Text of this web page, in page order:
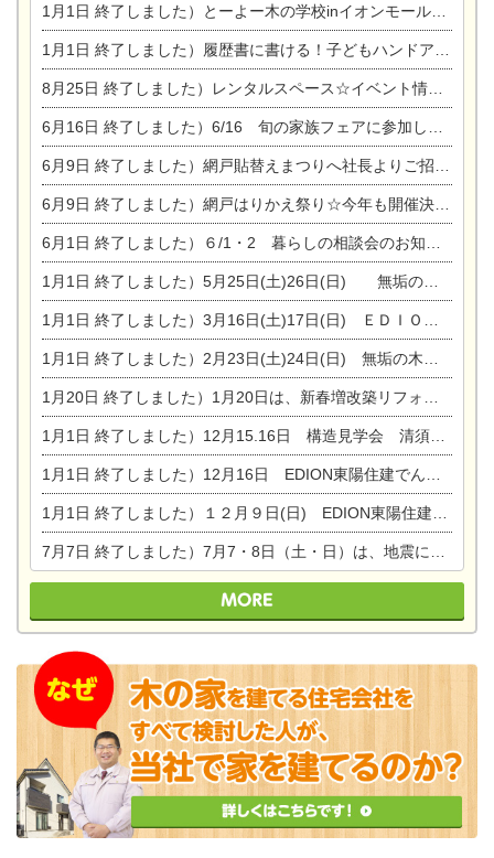
1月1日 終了しました）とーよー木の学校inイオンモール木曽川
1月1日 終了しました）履歴書に書ける！子どもハンドアロマ講座☆
8月25日 終了しました）レンタルスペース☆イベント情報☆チャイルドアロマセラピスト
6月16日 終了しました）6/16 旬の家族フェアに参加します☆
6月9日 終了しました）網戸貼替えまつりへ社長よりご招待です♪
6月9日 終了しました）網戸はりかえ祭り☆今年も開催決定！
6月1日 終了しました）６/1・2 暮らしの相談会のお知らせ
1月1日 終了しました）5月25日(土)26日(日) 無垢の木の家体感見学会開催☆
1月1日 終了しました）3月16日(土)17日(日) ＥＤＩＯＮ東陽住建でんき館 総決算まつり
1月1日 終了しました）2月23日(土)24日(日) 無垢の木の家 完成見学会
1月20日 終了しました）1月20日は、新春増改築リフォームまつり＆家の修理祭り＆家電まつりです。
1月1日 終了しました）12月15.16日 構造見学会 清須市西枇杷島町弁天
1月1日 終了しました）12月16日 EDION東陽住建でんき OPEN第二弾イベント！！
1月1日 終了しました）１２月９日(日) EDION東陽住建でんき館プレＯＰＥＮ！＆家の修理まつり
7月7日 終了しました）7月7・8日（土・日）は、地震に強くて安心！暮らしを楽しむ東濃ひのきの平屋の家体験見学会を開催します。ぜひお越しください。